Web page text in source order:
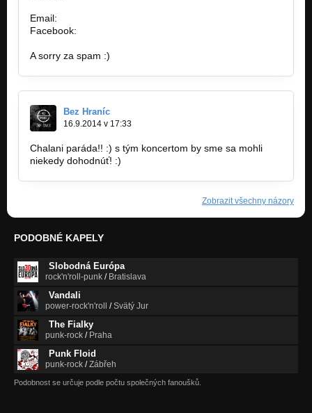
Email:
Facebook:
A sorry za spam :)
Bez Hraníc
16.9.2014 v 17:33
Chalani paráda!! :) s tým koncertom by sme sa mohli
niekedy dohodnúť! :)
Zobrazit všechny názory
PODOBNÉ KAPELY
Slobodná Európa
rock'n'roll-punk / Bratislava
Vandali
power-rock'n'roll /Svätý Jur
The Fialky
punk-rock / Praha
Punk Floid
punk-rock /Zábřeh
Podobnost se určuje podle počtu společných fanoušků.